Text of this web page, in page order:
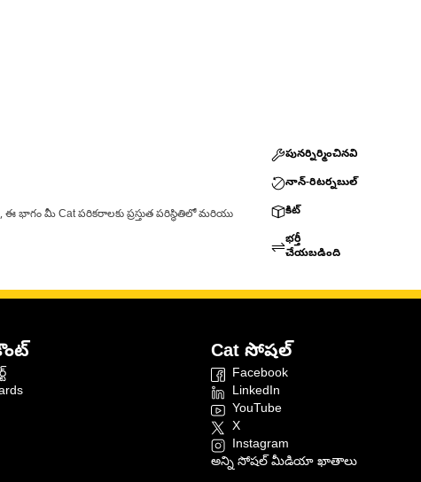
భాగం మీ Cat పరికరాలకు ప్రస్తుత పరిస్థితిలో మరియు
పునర్నిర్మించినవి
నాన్-రిటర్నబుల్
కిట్
భర్తీ
చేయబడింది
Cat సోషల్
Facebook
LinkedIn
YouTube
X
Instagram
అన్ని సోషల్ మీడియా ఖాతాలు